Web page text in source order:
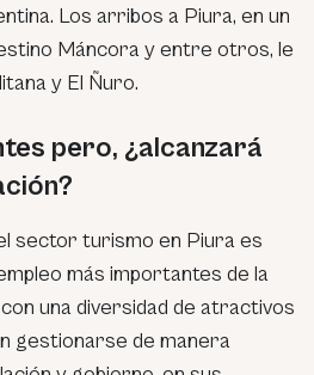
Los arribos a Piura, en un
Máncora y entre otros, le
y El Ñuro.
pero, ¿alcanzará
sector turismo en Piura es
más importantes de la
una diversidad de atractivos
gestionarse de manera